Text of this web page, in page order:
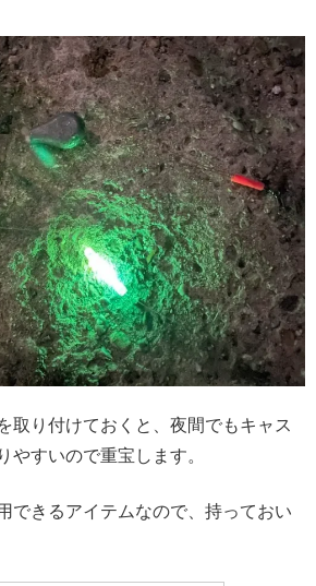
取り付けておくと、夜間でもキャス
やすいので重宝します。
できるアイテムなので、持っておい